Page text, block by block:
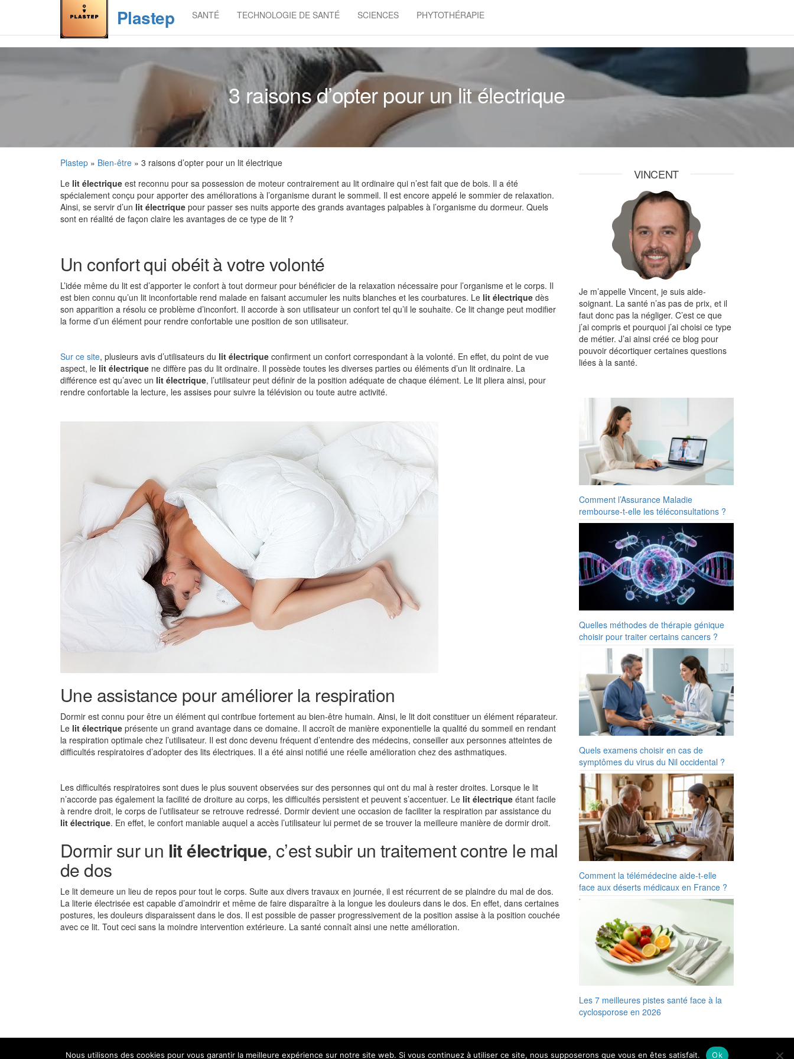
Plastep SANTÉ TECHNOLOGIE DE SANTÉ SCIENCES PHYTOTHÉRAPIE
3 raisons d’opter pour un lit électrique
Plastep » Bien-être » 3 raisons d’opter pour un lit électrique
Le lit électrique est reconnu pour sa possession de moteur contrairement au lit ordinaire qui n’est fait que de bois. Il a été
spécialement conçu pour apporter des améliorations à l’organisme durant le sommeil. Il est encore appelé le sommier de relaxation.
Ainsi, se servir d’un lit électrique pour passer ses nuits apporte des grands avantages palpables à l’organisme du dormeur. Quels
sont en réalité de façon claire les avantages de ce type de lit ?
Un confort qui obéit à votre volonté
L’idée même du lit est d’apporter le confort à tout dormeur pour bénéficier de la relaxation nécessaire pour l’organisme et le corps. Il
est bien connu qu’un lit inconfortable rend malade en faisant accumuler les nuits blanches et les courbatures. Le lit électrique dès
son apparition a résolu ce problème d’inconfort. Il accorde à son utilisateur un confort tel qu’il le souhaite. Ce lit change peut modifier
la forme d’un élément pour rendre confortable une position de son utilisateur.
Sur ce site, plusieurs avis d’utilisateurs du lit électrique confirment un confort correspondant à la volonté. En effet, du point de vue
aspect, le lit électrique ne diffère pas du lit ordinaire. Il possède toutes les diverses parties ou éléments d’un lit ordinaire. La
différence est qu’avec un lit électrique, l’utilisateur peut définir de la position adéquate de chaque élément. Le lit pliera ainsi, pour
rendre confortable la lecture, les assises pour suivre la télévision ou toute autre activité.
Une assistance pour améliorer la respiration
Dormir est connu pour être un élément qui contribue fortement au bien-être humain. Ainsi, le lit doit constituer un élément réparateur.
Le lit électrique présente un grand avantage dans ce domaine. Il accroît de manière exponentielle la qualité du sommeil en rendant
la respiration optimale chez l’utilisateur. Il est donc devenu fréquent d’entendre des médecins, conseiller aux personnes atteintes de
difficultés respiratoires d’adopter des lits électriques. Il a été ainsi notifié une réelle amélioration chez des asthmatiques.
Les difficultés respiratoires sont dues le plus souvent observées sur des personnes qui ont du mal à rester droites. Lorsque le lit
n’accorde pas également la facilité de droiture au corps, les difficultés persistent et peuvent s’accentuer. Le lit électrique étant facile
à rendre droit, le corps de l’utilisateur se retrouve redressé. Dormir devient une occasion de faciliter la respiration par assistance du
lit électrique. En effet, le confort maniable auquel a accès l’utilisateur lui permet de se trouver la meilleure manière de dormir droit.
Dormir sur un lit électrique, c’est subir un traitement contre le mal
de dos
Le lit demeure un lieu de repos pour tout le corps. Suite aux divers travaux en journée, il est récurrent de se plaindre du mal de dos.
La literie électrisée est capable d’amoindrir et même de faire disparaître à la longue les douleurs dans le dos. En effet, dans certaines
postures, les douleurs disparaissent dans le dos. Il est possible de passer progressivement de la position assise à la position couchée
avec ce lit. Tout ceci sans la moindre intervention extérieure. La santé connaît ainsi une nette amélioration.
VINCENT
Je m’appelle Vincent, je suis aide-
soignant. La santé n’as pas de prix, et il
faut donc pas la négliger. C’est ce que
j’ai compris et pourquoi j’ai choisi ce type
de métier. J’ai ainsi créé ce blog pour
pouvoir décortiquer certaines questions
liées à la santé.
Comment l’Assurance Maladie
rembourse-t-elle les téléconsultations ?
Quelles méthodes de thérapie génique
choisir pour traiter certains cancers ?
Quels examens choisir en cas de
symptômes du virus du Nil occidental ?
Comment la télémédecine aide-t-elle
face aux déserts médicaux en France ?
Les 7 meilleures pistes santé face à la
cyclosporose en 2026
Nous utilisons des cookies pour vous garantir la meilleure expérience sur notre site web. Si vous continuez à utiliser ce site, nous supposerons que vous en êtes satisfait. Ok